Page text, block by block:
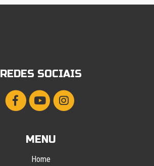
REDES SOCIAIS
MENU
Home